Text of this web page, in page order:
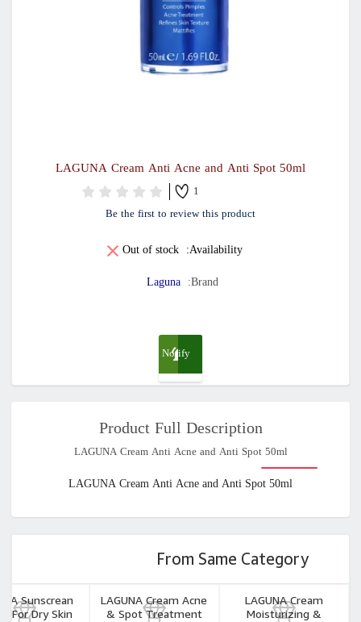
LAGUNA Cream Anti Acne and Anti Spot 50ml
1
Be the first to review this product
Availability:
Out of stock
Brand:
Laguna
Notify
when
Product Full Description
LAGUNA Cream Anti Acne and Anti Spot 50ml
LAGUNA Cream Anti Acne and Anti Spot 50ml
From Same Category
Sunscrean
For Dry Skin
LAGUNA Cream Acne
& Spot Treatment
LAGUNA Cream
Moisturizing &